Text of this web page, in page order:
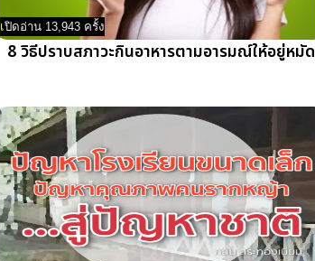
เปิดอ่าน 13,943 ครั้ง
8 วิธีปราบสภาวะกินอาหารตามอารมณ์ให้อยู่หมัด